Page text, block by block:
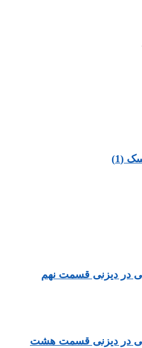
(1)
در دیزنی قسمت نهم
در دیزنی قسمت هشت